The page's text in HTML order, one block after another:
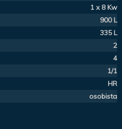
1 x 8 Kw
900 L
335 L
2
4
1/1
HR
osobista